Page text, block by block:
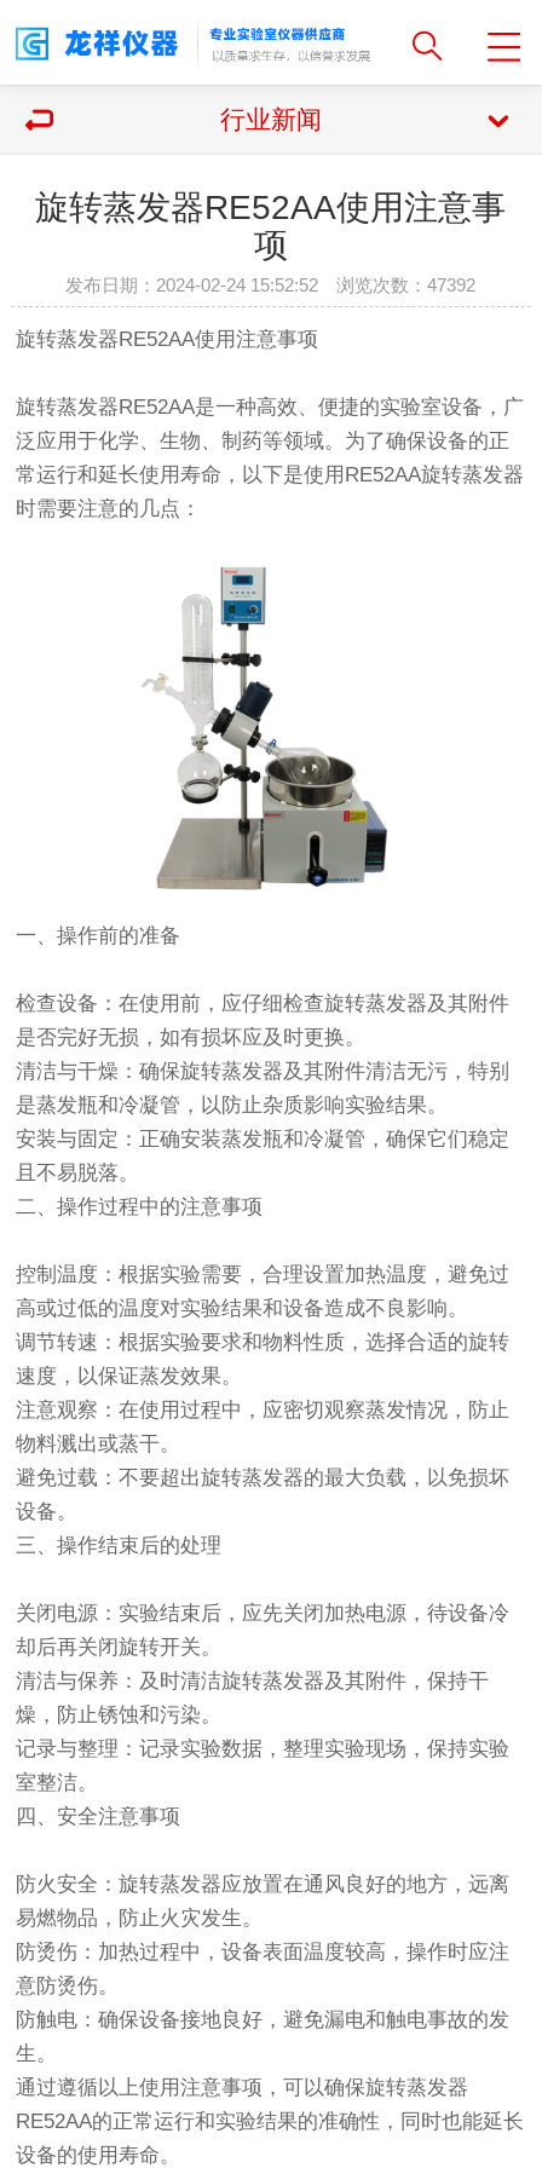
行业新闻
旋转蒸发器RE52AA使用注意事
项
发布日期：2024-02-24 15:52:52 浏览次数：47392
旋转蒸发器 RE52AA使用注意事项
旋转蒸发器RE52AA是一种高效、便捷的实验室设备，广
泛应用于化学、生物、制药等领域。为了确保设备的正
常运行和延长使用寿命，以下是使用RE52AA旋转蒸发器
时需要注意的几点：
一、操作前的准备
检查设备：在使用前，应仔细检查旋转蒸发器及其附件
是否完好无损，如有损坏应及时更换。
清洁与干燥：确保旋转蒸发器及其附件清洁无污，特别
是蒸发瓶和冷凝管，以防止杂质影响实验结果。
安装与固定：正确安装蒸发瓶和冷凝管，确保它们稳定
且不易脱落。
二、操作过程中的注意事项
控制温度：根据实验需要，合理设置加热温度，避免过
高或过低的温度对实验结果和设备造成不良影响。
调节转速：根据实验要求和物料性质，选择合适的旋转
速度，以保证蒸发效果。
注意观察：在使用过程中，应密切观察蒸发情况，防止
物料溅出或蒸干。
避免过载：不要超出旋转蒸发器的最大负载，以免损坏
设备。
三、操作结束后的处理
关闭电源：实验结束后，应先关闭加热电源，待设备冷
却后再关闭旋转开关。
清洁与保养：及时清洁旋转蒸发器及其附件，保持干
燥，防止锈蚀和污染。
记录与整理：记录实验数据，整理实验现场，保持实验
室整洁。
四、安全注意事项
防火安全：旋转蒸发器应放置在通风良好的地方，远离
易燃物品，防止火灾发生。
防烫伤：加热过程中，设备表面温度较高，操作时应注
意防烫伤。
防触电：确保设备接地良好，避免漏电和触电事故的发
生。
通过遵循以上使用注意事项，可以确保旋转蒸发器
RE52AA的正常运行和实验结果的准确性，同时也能延长
设备的使用寿命。